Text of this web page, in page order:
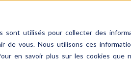
utilisés pour collecter des
de vous. Nous utilisons ces
en savoir plus sur les cookies que